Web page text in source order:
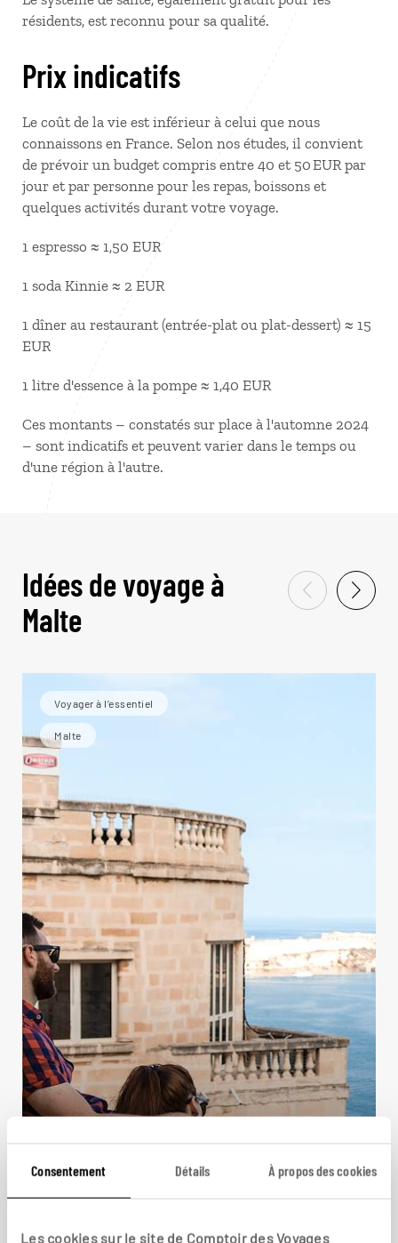
Consentement Détails À propos des cookies
Les cookies sur le site de Comptoir des Voyages
résidents, est reconnu pour sa qualité.
Prix indicatifs
Le coût de la vie est inférieur à celui que nous
connaissons en France. Selon nos études, il convient
de prévoir un budget compris entre 40 et 50 EUR par
jour et par personne pour les repas, boissons et
quelques activités durant votre voyage.
1 espresso ≈ 1,50 EUR
1 soda Kinnie ≈ 2 EUR
1 dîner au restaurant (entrée-plat ou plat-dessert) ≈ 15
EUR
1 litre d'essence à la pompe ≈ 1,40 EUR
Ces montants – constatés sur place à l'automne 2024
– sont indicatifs et peuvent varier dans le temps ou
d'une région à l'autre.
Idées de voyage à
Malte
Voyager à l’essentiel
Malte
Duo maltais